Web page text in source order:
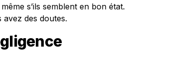
s’ils semblent en bon état.
des doutes.